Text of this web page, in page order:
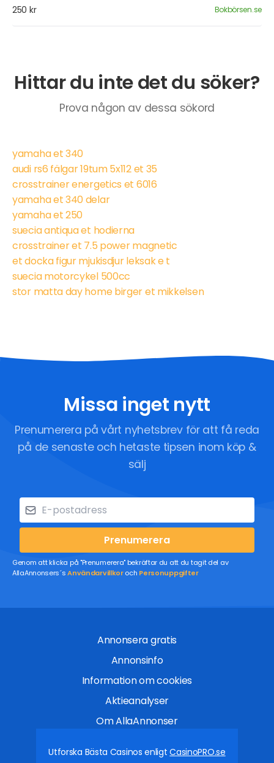
250 kr Bokbörsen.se
Hittar du inte det du söker?
Prova någon av dessa sökord
yamaha et 340
audi rs6 fälgar 19tum 5x112 et 35
crosstrainer energetics et 6016
yamaha et 340 delar
yamaha et 250
suecia antiqua et hodierna
crosstrainer et 7.5 power magnetic
et docka figur mjukisdjur leksak e t
suecia motorcykel 500cc
stor matta day home birger et mikkelsen
Missa inget nytt
Prenumerera på vårt nyhetsbrev för att få reda
på de senaste och hetaste tipsen inom köp &
sälj
Prenumerera
Genom att klicka på "Prenumerera" bekräftar du att du tagit del av
AllaAnnonsers´sAnvändarvillkoroch Personuppgifter
Annonsera gratis
Annonsinfo
Information om cookies
Aktieanalyser
Om AllaAnnonser
Utforska Bästa Casinos enligtCasinoPRO.se